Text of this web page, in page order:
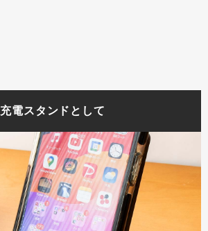
充電スタンドとして